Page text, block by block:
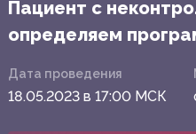
Пациент с
определяем
Дата проведения
18.05.2023 в 17:00 МСК